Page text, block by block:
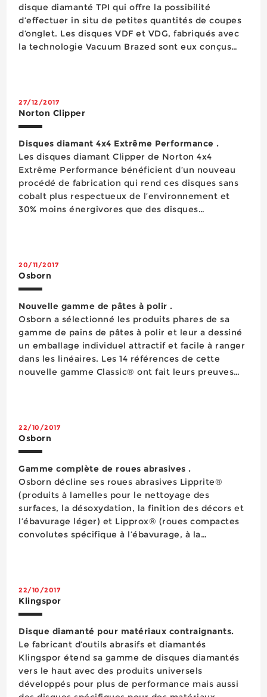
disque diamanté TPI qui offre la possibilité
d’effectuer in situ de petites quantités de coupes
d’onglet. Les disques VDF et VDG, fabriqués avec
la technologie Vacuum Brazed sont eux conçus
27/12/2017
Norton Clipper
Disques diamant 4x4 Extrême Performance .
Les disques diamant Clipper de Norton 4x4
Extrême Performance bénéficient d’un nouveau
procédé de fabrication qui rend ces disques sans
cobalt plus respectueux de l’environnement et
30% moins énergivores que des disques
20/11/2017
Osborn
Nouvelle gamme de pâtes à polir .
​Osborn a sélectionné les produits phares de sa
gamme de pains de pâtes à polir et leur a dessiné
un emballage individuel attractif et facile à ranger
dans les linéaires. Les 14 références de cette
nouvelle gamme Classic® ont fait leurs preuves
22/10/2017
Osborn
Gamme complète de roues abrasives .
​Osborn décline ses roues abrasives Lipprite®
(produits à lamelles pour le nettoyage des
surfaces, la désoxydation, la finition des décors et
l’ébavurage léger) et Lipprox® (roues compactes
convolutes spécifique à l’ébavurage, à la
22/10/2017
Klingspor
Disque diamanté pour matériaux contraignants.
Le fabricant d’outils abrasifs et diamantés
Klingspor étend sa gamme de disques diamantés
vers le haut avec des produits universels
développés pour plus de performance mais aussi